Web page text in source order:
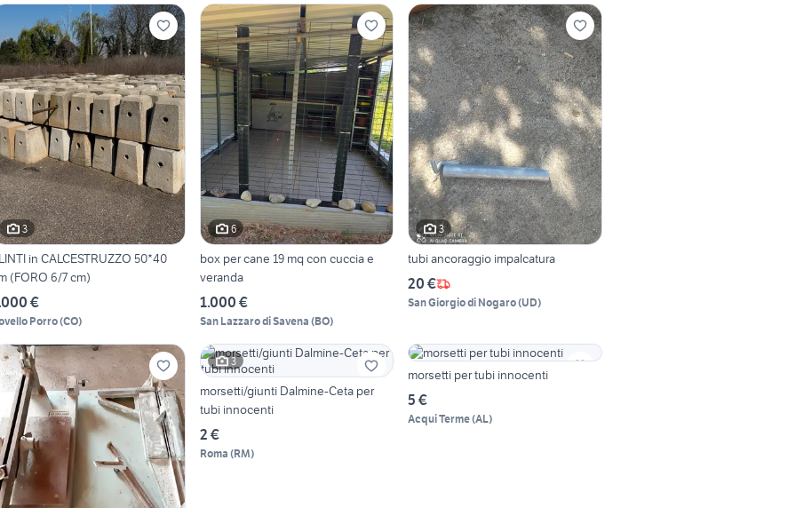
3
in CALCESTRUZZO 50*40
(FORO 6/7 cm)
€
Porro(CO)
6
box per cane 19 mq con cuccia e
veranda
1.000 €
San Lazzaro di Savena (BO)
3
tubi ancoraggio impalcatura
20 €
San Giorgio di Nogaro(UD)
3
morsetti/giunti Dalmine-Ceta per
tubi innocenti
2 €
Roma (RM)
morsetti per tubi innocenti
5 €
Acqui Terme(AL)